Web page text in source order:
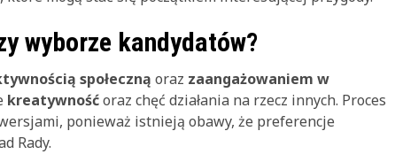
wyborze kandydatów?
społeczną oraz zaangażowaniem w
kreatywnośćoraz chęć działania na rzecz innych. Proces
ponieważ istnieją obawy, że preferencje
Rady.